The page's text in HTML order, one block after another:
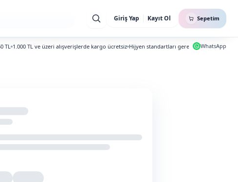
Giriş Yap Kayıt Ol Sepetim
1.000 TL ve üzeri alışverişlerde kargo ücretsiz Hijyen standartları gereği iade ve değişim
WhatsApp